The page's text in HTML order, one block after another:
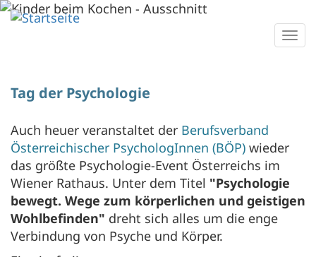
Direkt
zum
Tag der Psychologie
Auch heuer veranstaltet der Berufsverband
Österreichischer PsychologInnen (BÖP) wieder
das größte Psychologie-Event Österreichs im
Wiener Rathaus. Unter dem Titel "Psychologie
bewegt. Wege zum körperlichen und geistigen
Wohlbefinden" dreht sich alles um die enge
Verbindung von Psyche und Körper.